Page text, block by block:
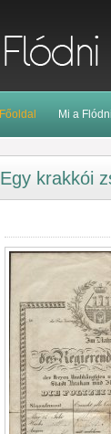
Főoldal Mi a
Egy krakkói